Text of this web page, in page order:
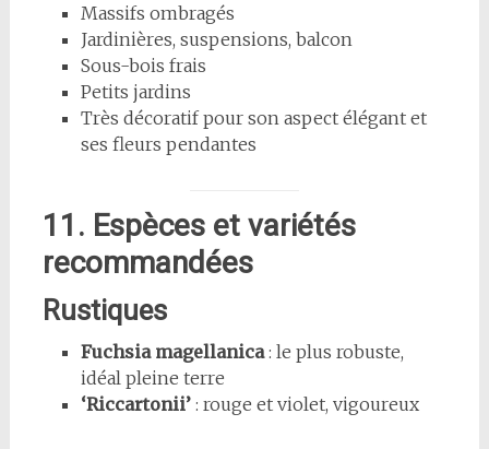
Massifs ombragés
Jardinières, suspensions, balcon
Sous-bois frais
Petits jardins
Très décoratif pour son aspect élégant et
ses fleurs pendantes
11. Espèces et variétés
recommandées
Rustiques
Fuchsia magellanica: le plus robuste,
idéal pleine terre
‘Riccartonii’: rouge et violet, vigoureux